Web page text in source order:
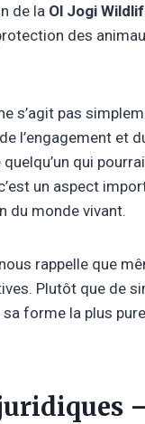
de la Ol Jogi
des
s’agit pas
l’engagement et
qui
un aspect
du monde vivant.
rappelle que
Plutôt que de
forme la plus